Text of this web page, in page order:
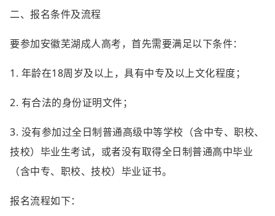
二、报名条件及流程
要参加安徽芜湖成人高考，首先需要满足以下条件：
1. 年龄在18周岁及以上，具有中专及以上文化程度；
2. 有合法的身份证明文件；
3. 没有参加过全日制普通高级中等学校（含中专、职校、
技校）毕业生考试，或者没有取得全日制普通高中毕业
（含中专、职校、技校）毕业证书。
报名流程如下：